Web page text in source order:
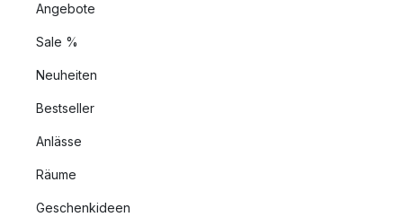
Angebote
Sale %
Neuheiten
Bestseller
Anlässe
Räume
Geschenkideen